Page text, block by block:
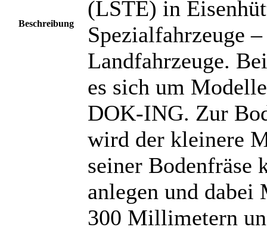
Beschreibung
(LSTE) in
Spezialfahrzeuge
Landfahrzeuge.
es sich um
DOK-ING. Zur
wird der kleinere
seiner Bodenfräse
anlegen und
300 Millimetern